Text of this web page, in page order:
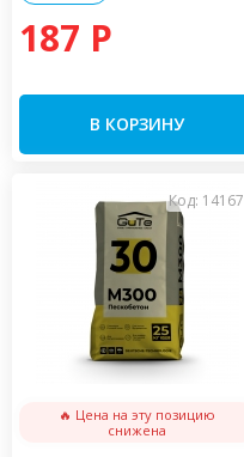
187 P
В КОРЗИНУ
Код: 14167
🔥 Цена на эту позицию
снижена